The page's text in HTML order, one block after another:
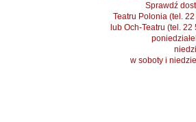
Sprawdź
Teatru Polonia (tel.
lub Och-Teatru (tel.
w soboty i